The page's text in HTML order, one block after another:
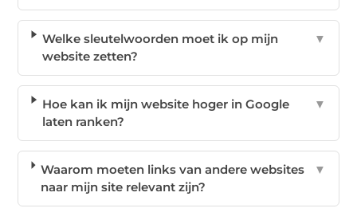
Welke sleutelwoorden moet ik op mijn
website zetten?
▼
Hoe kan ik mijn website hoger in Google
laten ranken?
▼
Waarom moeten links van andere websites
naar mijn site relevant zijn?
▼